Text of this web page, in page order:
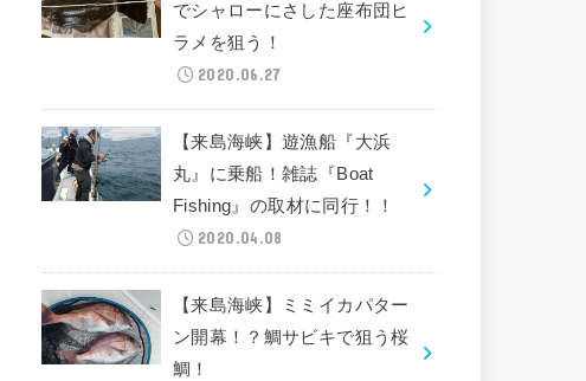
でシャローにさした座布団ヒ
ラメを狙う！
2020.06.27
【来島海峡】遊漁船『大浜
丸』に乗船！雑誌『Boat
Fishing』の取材に同行！！
2020.04.08
【来島海峡】ミミイカパター
ン開幕！？鯛サビキで狙う桜
鯛！